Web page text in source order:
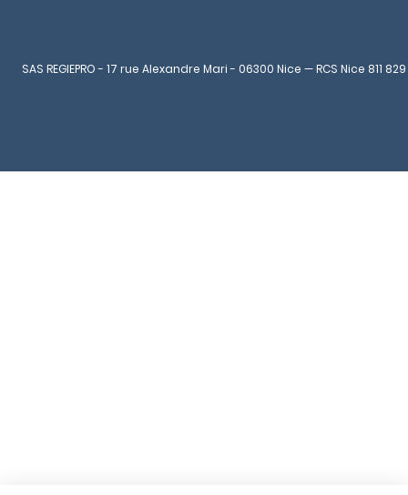
SAS REGIEPRO - 17 rue Alexandre Mari - 06300 Nice — RCS Nice 811